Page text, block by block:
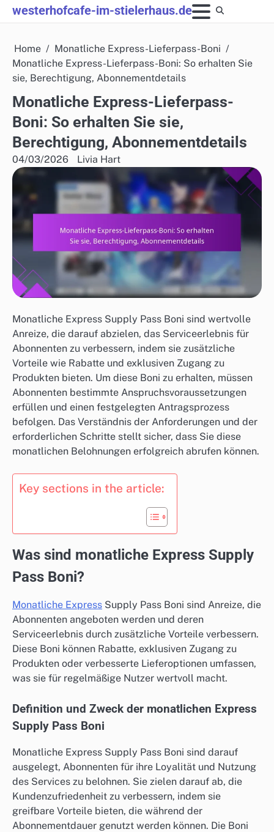
Skip
to
westerhofcafe-im-stielerhaus.de
Home
Monatliche Express-Lieferpass-Boni
Monatliche Express-Lieferpass-Boni: So erhalten Sie
sie, Berechtigung, Abonnementdetails
Monatliche Express-Lieferpass-
Boni: So erhalten Sie sie,
Berechtigung, Abonnementdetails
04/03/2026 Livia Hart
Monatliche Express Supply Pass Boni sind wertvolle
Anreize, die darauf abzielen, das Serviceerlebnis für
Abonnenten zu verbessern, indem sie zusätzliche
Vorteile wie Rabatte und exklusiven Zugang zu
Produkten bieten. Um diese Boni zu erhalten, müssen
Abonnenten bestimmte Anspruchsvoraussetzungen
erfüllen und einen festgelegten Antragsprozess
befolgen. Das Verständnis der Anforderungen und der
erforderlichen Schritte stellt sicher, dass Sie diese
monatlichen Belohnungen erfolgreich abrufen können.
Key sections in the article:
Was sind monatliche Express Supply
Pass Boni?
Monatliche Express Supply Pass Boni sind Anreize, die
Abonnenten angeboten werden und deren
Serviceerlebnis durch zusätzliche Vorteile verbessern.
Diese Boni können Rabatte, exklusiven Zugang zu
Produkten oder verbesserte Lieferoptionen umfassen,
was sie für regelmäßige Nutzer wertvoll macht.
Definition und Zweck der monatlichen Express
Supply Pass Boni
Monatliche Express Supply Pass Boni sind darauf
ausgelegt, Abonnenten für ihre Loyalität und Nutzung
des Services zu belohnen. Sie zielen darauf ab, die
Kundenzufriedenheit zu verbessern, indem sie
greifbare Vorteile bieten, die während der
Abonnementdauer genutzt werden können. Die Boni